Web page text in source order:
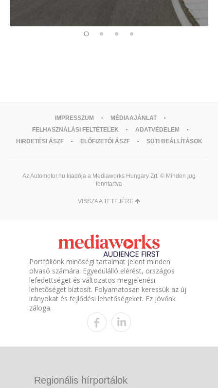
IMPRESSZUM
MÉDIAAJÁNLAT
FELHASZNÁLÁSI FELTÉTELEK
ADATVÉDELEM
HIRDETÉSI ÁSZF
ELŐFIZETŐI ÁSZF SÜTI BEÁLLÍTÁSOK
Az Automotor.hu kiadója a Mediaworks Hungary Zrt. © Minden jog
fenntartva
VISSZA A TETEJÉRE
Portfóliónk minőségi tartalmat jelent minden
olvasó számára. Egyedülálló elérést, országos
lefedettséget és változatos megjelenési
lehetőséget biztosít. Folyamatosan keressük az új
irányokat és fejlődési lehetőségeket. Ez jövőnk
záloga.
Regionális hírportálok